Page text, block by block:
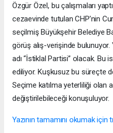
Özgür Özel, bu çalışmaları
cezaevinde tutulan CHP’nin
seçilmiş Büyükşehir Belediye
görüş alış-verişinde
adı “İstiklal Partisi” olacak.
ediliyor. Kuşkusuz bu süreçte
Seçime katılma yeterliliği olan
değiştirilebileceği konuşuluyor.
Yazının tamamını okumak için